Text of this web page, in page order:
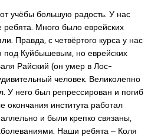
учёбы большую радость. У нас
ребята. Много было еврейских
Правда, с четвёртого курса у нас
под Куйбышевым, но еврейских
Райский (он умер в Лос-
человек. Великолепно
У него был репрессирован и погиб
окончания института работал
и были крепко связаны,
Наши ребята ‒ Коля